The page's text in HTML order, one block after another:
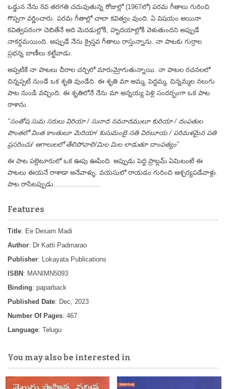
ఒడ్డున నేను 8వ తరగతి చదువుతున్న రోజుల్లో (1967లో) పరమ గీతాలు గురించి
గొప్పగా వర్ణించారు. పరమ గీతాల్లో చాలా కవిత్వం వుంది. ఏ విషయం అయినా
కవిత్వపరంగా చెబితేనే అది మెదడుల్లోకి, హృదయాల్లోకి వెళుతుందని అప్పుడే
నాకర్ధమయింది. అప్పుడే నేను క్రైస్తవ గీతాలు రాస్తున్నాను. నా పాటకు గుర్రాల
ప్రభన్న బాణీలు కట్టేవాడు.
అప్పటికే నా పాటలు చీరాల చర్చిలో మారుమ్రోగుతున్నాయి. నా పాటల రచనలలో
చిన్నప్పటి నుండే ఒక శృతి వుండేది. ఈ శృతి మా అమ్మ, పెద్దమ్మ, చిన్నమ్మల నలుగు
పాట నుండి వచ్చింది. ఈ శృతిలోనే నేను మా అన్నయ్య పెళ్లి సందర్భంగా ఒక పాట
రాశాను.
"సంతోష సుమ సరులు విరియా / సునాద నవనాదములూ కురియా / దంపతుల
పొంతలో వింత కాంతులూ మెరియా/ కుసుమంబై సతి విరబూయ / పరిమళమైన పతి
ప్రసరించు/ ఆగాలులలో తేలిపోవాలి/మిల మిల లాడుతూ దాంపత్యం"
ఈ పాట పల్లెటూరులో ఒక ఊపు ఊపింది. అప్పుడు పెద్ద ప్రాబ్లమ్ ఏమిటంటే ఈ
పాటలు ఈయనే రాశాడా అనేవాళ్ళు. వయసులో రాయడం గురించి ఆశ్చర్యపడేవాళ్లు.
పాట రాసేటప్పుడు.......................
Features
Title: Ee Desam Madi
Author: Dr Katti Padmarao
Publisher: Lokayata Publications
ISBN : MANIMN5093
Binding: paparback
Published Date: Dec, 2023
Number Of Pages: 467
Language: Telugu
You may also be interested in